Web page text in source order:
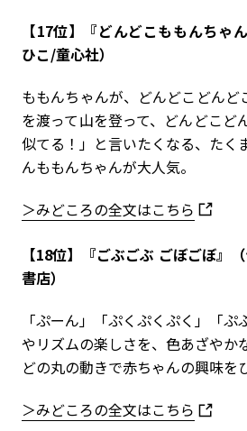
【17位】『どんどこももんちゃ
ひこ/童心社）
ももんちゃんが、どんどこどんど
を渡って山を登って、どんどこど
似てる！」と言いたくなる、たく
んももんちゃんが大人気。
＞みどころの全文はこちら
【18位】『ごぶごぶ ごぼごぼ』
書店）
「ぷーん」「ぷくぷくぷく」「
やリズムの楽しさを、色あざやか
どの丸の動きで赤ちゃんの興味を
＞みどころの全文はこちら